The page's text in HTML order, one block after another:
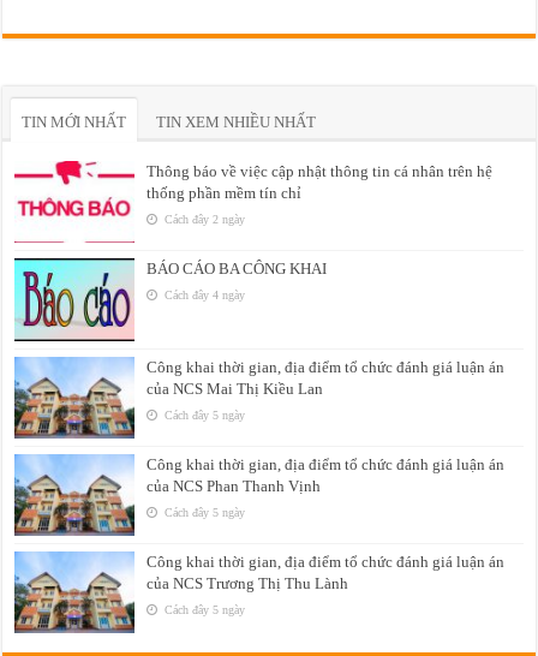
TIN MỚI NHẤT TIN XEM NHIỀU NHẤT
Thông báo về việc cập nhật thông tin cá nhân trên hệ
thống phần mềm tín chỉ
Cách đây 2 ngày
BÁO CÁO BA CÔNG KHAI
Cách đây 4 ngày
Công khai thời gian, địa điểm tổ chức đánh giá luận án
của NCS Mai Thị Kiều Lan
Cách đây 5 ngày
Công khai thời gian, địa điểm tổ chức đánh giá luận án
của NCS Phan Thanh Vịnh
Cách đây 5 ngày
Công khai thời gian, địa điểm tổ chức đánh giá luận án
của NCS Trương Thị Thu Lành
Cách đây 5 ngày